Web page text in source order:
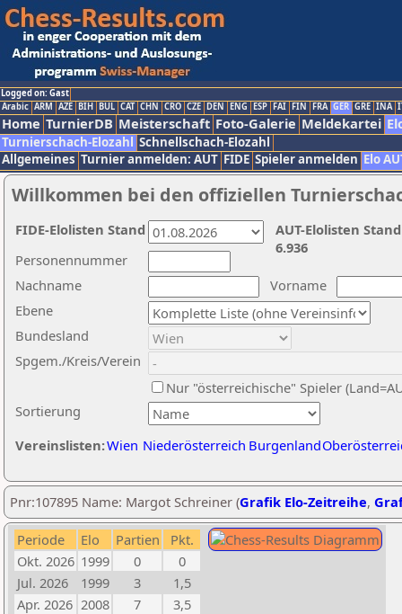
Logged on: Gast
Arabic ARM AZE BIH BUL CAT CHN CRO CZE DEN ENG ESP FAI FIN FRA GER GRE INA
Home TurnierDB Meisterschaft Foto-Galerie Meldekartei
Turnierschach-Elozahl Schnellschach-Elozahl
Allgemeines Turnier anmelden: AUT FIDE Spieler anmelden Elo
Willkommen bei den offiziellen
Nachname
Vorname
Ebene
Sortierung
Personennummer
Bundesland
Spgem./Kreis/Verein
Nur "österreichische" Spieler
Vereinslisten:Wien Niederösterreich Burgenland
AUT-Elolisten
6.936
FIDE-Elolisten Stand
Pnr:107895 Name: Margot Schreiner (Grafik Elo-Zeitreihe,
Periode Elo Partien
Pkt.
Okt. 2026 1999 0
0
Jul. 2026
1999 3
1,5
Apr. 2026 2008 7
3,5